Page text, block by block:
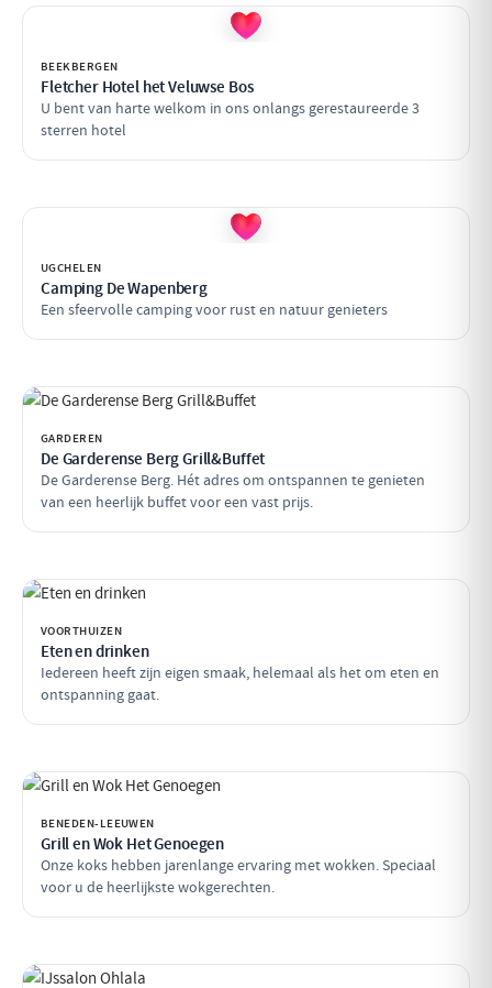
BEEKBERGEN
Fletcher Hotel het Veluwse Bos
U bent van harte welkom in ons onlangs gerestaureerde 3
sterren hotel
UGCHELEN
Camping De Wapenberg
Een sfeervolle camping voor rust en natuur genieters
GARDEREN
De Garderense Berg Grill&Buffet
De Garderense Berg. Hét adres om ontspannen te genieten
van een heerlijk buffet voor een vast prijs.
VOORTHUIZEN
Eten en drinken
Iedereen heeft zijn eigen smaak, helemaal als het om eten en
ontspanning gaat.
BENEDEN-LEEUWEN
Grill en Wok Het Genoegen
Onze koks hebben jarenlange ervaring met wokken. Speciaal
voor u de heerlijkste wokgerechten.